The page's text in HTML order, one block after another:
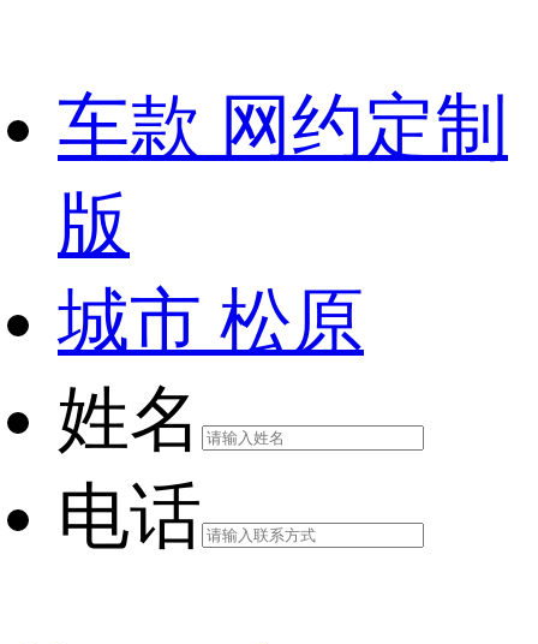
车款 网约定制
版
城市 松原
姓名
电话